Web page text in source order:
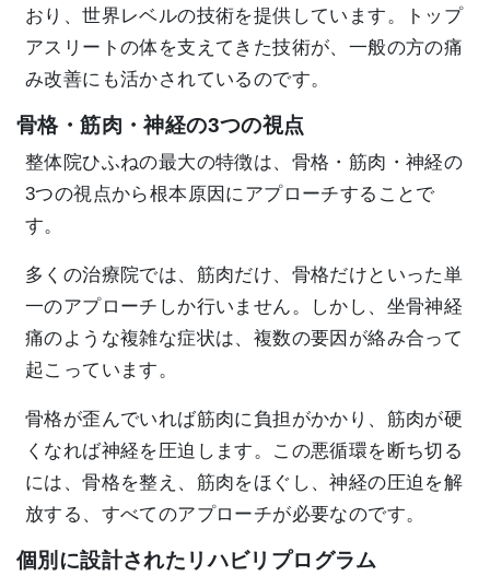
おり、世界レベルの技術を提供しています。トップ
アスリートの体を支えてきた技術が、一般の方の痛
み改善にも活かされているのです。
骨格・筋肉・神経の3つの視点
整体院ひふねの最大の特徴は、骨格・筋肉・神経の
3つの視点から根本原因にアプローチすることで
す。
多くの治療院では、筋肉だけ、骨格だけといった単
一のアプローチしか行いません。しかし、坐骨神経
痛のような複雑な症状は、複数の要因が絡み合って
起こっています。
骨格が歪んでいれば筋肉に負担がかかり、筋肉が硬
くなれば神経を圧迫します。この悪循環を断ち切る
には、骨格を整え、筋肉をほぐし、神経の圧迫を解
放する、すべてのアプローチが必要なのです。
個別に設計されたリハビリプログラム